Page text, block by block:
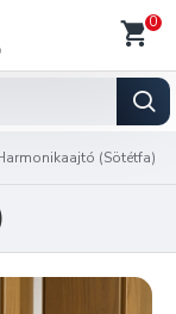
0
(Sötétfa)